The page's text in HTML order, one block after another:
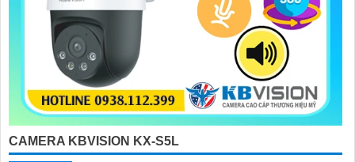
CAMERA KBVISION KX-S5L